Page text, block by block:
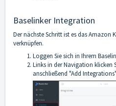
Baselinker Integration
Der nächste Schritt ist es das Amazon
verknüpfen.
Loggen Sie sich in Ihrem
Links in der Navigation klicken
anschließend "Add